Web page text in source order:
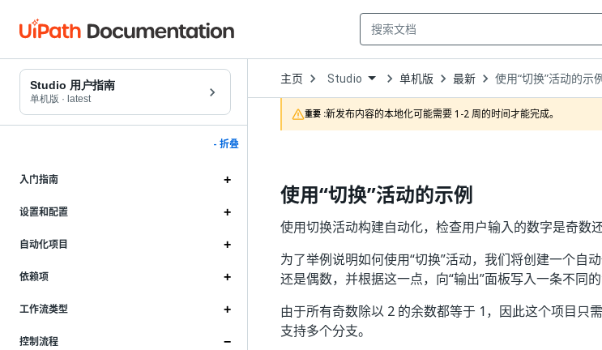
Studio 用户指南
单机版 · latest
- 折叠
入门指南
设置和配置
自动化项目
依赖项
工作流类型
控制流程
主页 Open
Dropdown
to
choose
product
Studio 单机版 最新 使用“切换”活动的示
重要 :新发布内容的本地化可能需要 1-2 周的时间才能完成。
使用“切换”活动的示例
使用切换活动构建自动化，检查用户输入的数字是奇数
为了举例说明如何使用“切换”活动，我们将创建一个自
还是偶数，并根据这一点，向“输出”面板写入一条不同的
由于所有奇数除以 2 的余数都等于 1，因此这个项目只
支持多个分支。